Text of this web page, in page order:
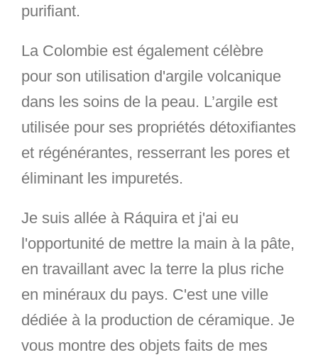
purifiant.
La Colombie est également célèbre
pour son utilisation d'argile volcanique
dans les soins de la peau. L’argile est
utilisée pour ses propriétés détoxifiantes
et régénérantes, resserrant les pores et
éliminant les impuretés.
Je suis allée à Ráquira et j'ai eu
l'opportunité de mettre la main à la pâte,
en travaillant avec la terre la plus riche
en minéraux du pays. C'est une ville
dédiée à la production de céramique. Je
vous montre des objets faits de mes